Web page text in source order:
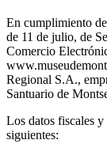
En cumplimiento
de 11 de julio, de
Comercio
Regional S.A.,
Santuario de
Los datos fiscales
siguientes: